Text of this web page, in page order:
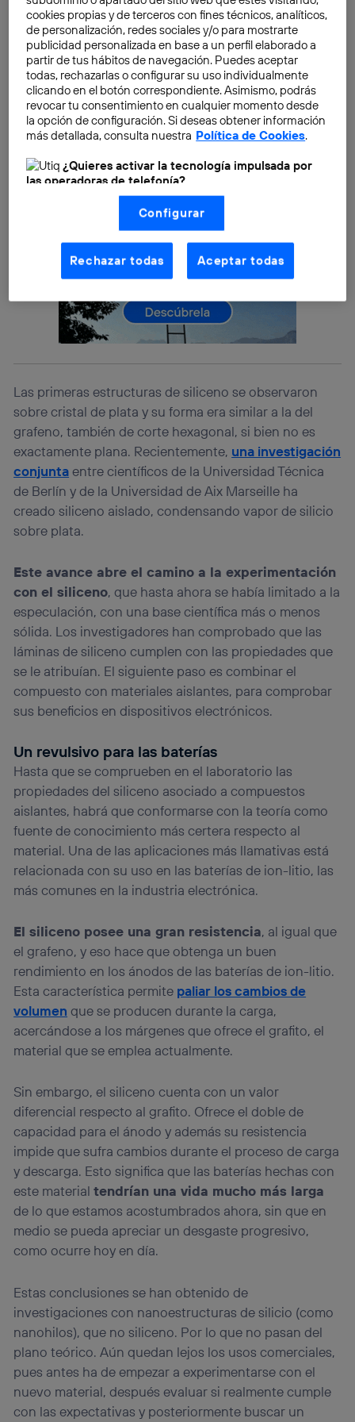
no es el único. Otro que tiene posibilidades de
convertirse en un elemento clave para la industria
tecnológica en los próximos años es elsiliceno.
Las primeras estructuras de siliceno se observaron
sobre cristal de plata y su forma era similar a la del
grafeno, también de corte hexagonal, si bien no es
exactamente plana. Recientemente, una investigación
conjuntaentre científicos de la Universidad Técnica
de Berlín y de la Universidad de Aix Marseille ha
creado siliceno aislado, condensando vapor de silicio
sobre plata.
Este avance abre el camino a la experimentación
con el siliceno, que hasta ahora se había limitado a la
especulación, con una base científica más o menos
sólida. Los investigadores han comprobado que las
láminas de siliceno cumplen con las propiedades que
se le atribuían. El siguiente paso es combinar el
compuesto con materiales aislantes, para comprobar
sus beneficios en dispositivos electrónicos.
Un revulsivo para las baterías
Hasta que se comprueben en el laboratorio las
propiedades del siliceno asociado a compuestos
aislantes, habrá que conformarse con la teoría como
fuente de conocimiento más certera respecto al
material. Una de las aplicaciones más llamativas está
relacionada con su uso en las baterías de ion-litio, las
más comunes en la industria electrónica.
El siliceno posee una gran resistencia, al igual que
el grafeno, y eso hace que obtenga un buen
rendimiento en los ánodos de las baterías de ion-litio.
Esta característica permite paliar los cambios de
volumen que se producen durante la carga,
acercándose a los márgenes que ofrece el grafito, el
material que se emplea actualmente.
Sin embargo, el siliceno cuenta con un valor
diferencial respecto al grafito. Ofrece el doble de
capacidad para el ánodo y además su resistencia
impide que sufra cambios durante el proceso de carga
y descarga. Esto significa que las baterías hechas con
este materialtendrían una vida mucho más larga
de lo que estamos acostumbrados ahora, sin que en
medio se pueda apreciar un desgaste progresivo,
como ocurre hoy en día.
Estas conclusiones se han obtenido de
investigaciones con nanoestructuras de silicio (como
nanohilos), que no siliceno. Por lo que no pasan del
plano teórico. Aún quedan lejos los usos comerciales,
pues antes ha de empezar a experimentarse con el
nuevo material, después evaluar si realmente cumple
con las expectativas y posteriormente buscar un
cookies propias y de terceros con fines técnicos, analíticos,
de personalización, redes sociales y/o para mostrarte
publicidad personalizada en base a un perfil elaborado a
partir de tus hábitos de navegación. Puedes aceptar
todas, rechazarlas o configurar su uso individualmente
clicando en el botón correspondiente. Asimismo, podrás
revocar tu consentimiento en cualquier momento desde
la opción de configuración. Si deseas obtener información
más detallada, consulta nuestra Política de Cookies.
¿Quieres activar la tecnología impulsada por
las operadoras de telefonía?
Nosotros, Telefónica S.A., utilizamos la tecnología Utiq para
realizar nuestras acciones de marketing digital o análisis
(como se describe en este aviso de consentimiento)
basadas en tu navegación en nuestra(s) web(s)
aquí (solo cuando utilizas una conexión a
internet habilitada , proporcionada por una de las
operadoras de telefonía participantes, y otorgas tu
La tecnología Utiq está diseñada con la privacidad como
prioridad ofreciéndote elección y control.
operadora de telefonía, utilizando tu dirección IP y otra
telecomunicaciones vinculada a la conexión que utilizas
(p. ej., número de teléfono móvil).
Este identificador se asigna a la conexión de internet, por
lo que cualquier persona que conecte su dispositivo y
consienta el uso de la tecnología recibirá el mismo
identificador. Típicamente:
Si utilizas una conexión de banda ancha (p. ej., Wi-Fi),
el marketing o análisis se realizará en función de las
actividades de navegación de los miembros del hogar
Si utilizasdatos móviles, el marketing será más
personalizado, ya que se basará únicamente en la
navegación del usuario del móvil.
Puedes gestionar los consentimientos Utiq seleccionando
“Administrar Utiq” en la parte inferior de esta página web o
visitando el portal de privacidad de Utiq
(“consenthub”) . Para más información, consulta
la política de privacidad de Utiq.
Configurar
Rechazar todas Aceptar todas